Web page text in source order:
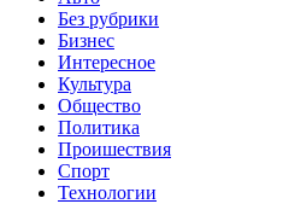
Без рубрики
Бизнес
Интересное
Культура
Общество
Политика
Проишествия
Спорт
Технологии